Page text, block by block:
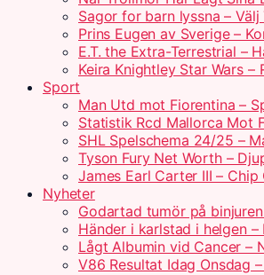
Sagor for barn lyssna –
Prins Eugen av Sverige –
E.T. the Extra-Terrestrial –
Keira Knightley Star Wars –
Sport
Man Utd mot Fiorentina –
Statistik Rcd Mallorca Mot
SHL Spelschema 24/25 –
Tyson Fury Net Worth –
James Earl Carter III –
Nyheter
Godartad tumör på
Händer i karlstad i helgen
Lågt Albumin vid Cancer –
V86 Resultat Idag Onsdag